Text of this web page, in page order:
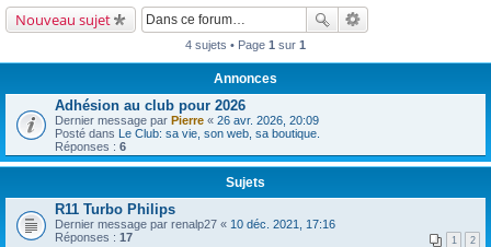
Nouveau sujet
4 sujets • Page 1 sur 1
Annonces
Adhésion au club pour 2026
Dernier message par Pierre « 26 avr. 2026, 20:09
Posté dans Le Club: sa vie, son web, sa boutique.
Réponses : 6
Sujets
R11 Turbo Philips
Dernier message par renalp27 « 10 déc. 2021, 17:16
Réponses : 17 1 2